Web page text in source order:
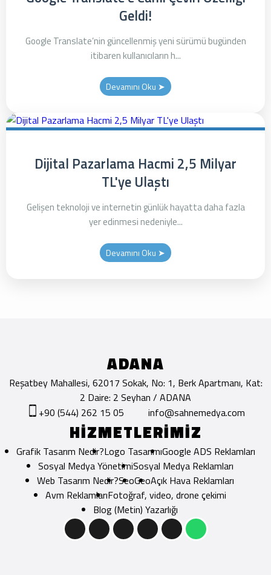
Geldi!
Google Translate’nin güncellenmiş yeni sürümü bugünden
itibaren kullanıcıların h...
Devamını Oku ➤
Dijital Pazarlama Hacmi 2,5 Milyar
TL'ye Ulaştı
Gelişen teknoloji ve internetin günlük hayatta daha fazla
yer edinmesi nedeniyle...
Devamını Oku ➤
ADANA
Reşatbey Mahallesi, 62017 Sokak, No: 1, Berk Apartmanı, Kat:
2 Daire: 2 Seyhan / ADANA
+90 (544) 262 15 05
info@sahnemedya.com
HİZMETLERİMİZ
Grafik Tasarım Nedir?Logo TasarımıGoogle ADS Reklamları
Sosyal Medya YönetimiSosyal Medya Reklamları
Web Tasarım Nedir?SeoGeoAçık Hava Reklamları
Avm ReklamlarıFotoğraf, video, drone çekimi
Blog (Metin) Yazarlığı